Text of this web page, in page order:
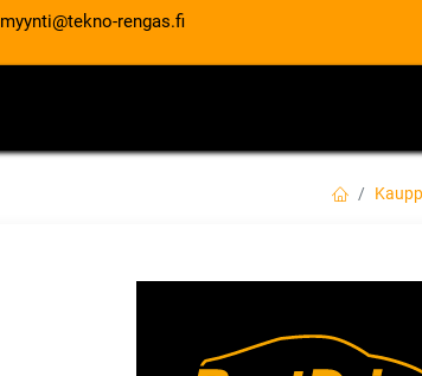
myynti@tekno-rengas.fi
195/
EVC
Saavuta
EAN: